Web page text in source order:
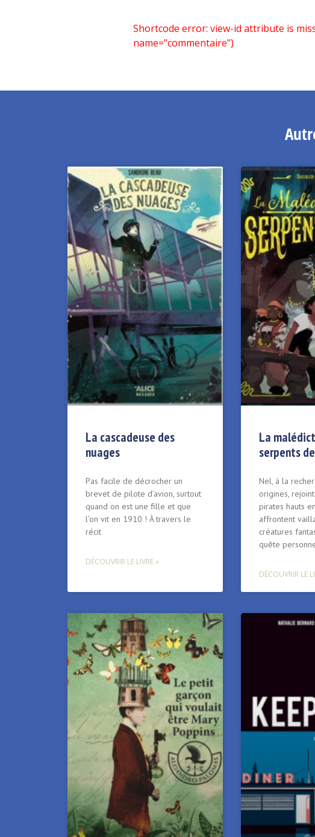
Shortcode error: view-id attribute is
name="commentaire")
La cascadeuse des
nuages
Pas facile de décrocher un
brevet de pilote d’avion, surtout
quand on est une fille et que
l’on vit en 1910 ! À travers le
récit
DÉCOUVRIR LE LIVRE »
La
serpents
Nel, à la
origines,
pirates hauts
affrontent
créatures
quête
DÉCOUVRIR LE